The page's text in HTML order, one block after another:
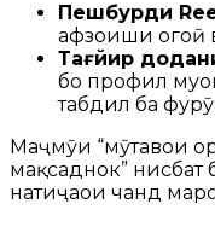
Пешбурди
афзоиши
Тағйир
бо профил
табдил ба
Маҷмӯи “мӯҳтавои
мақсаднок” нисбат
натиҷаҳои чанд